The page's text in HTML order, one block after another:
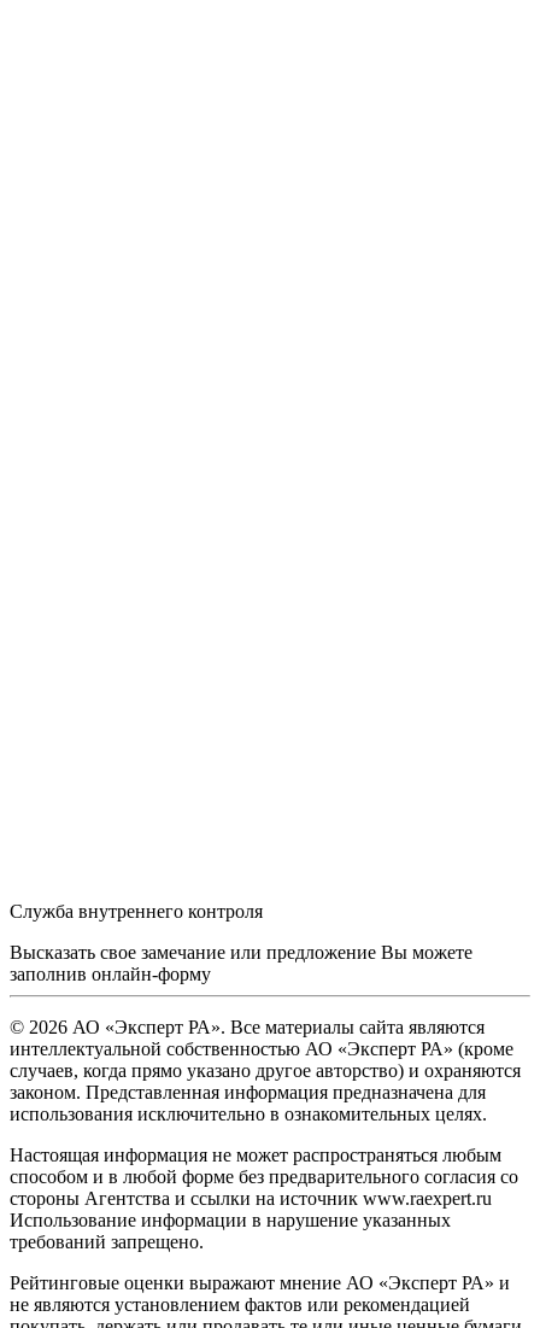
Служба внутреннего контроля
Высказать свое замечание или предложение Вы можете
заполнив онлайн-форму
© 2026 АО «Эксперт РА». Все материалы сайта являются
интеллектуальной собственностью АО «Эксперт РА» (кроме
случаев, когда прямо указано другое авторство) и охраняются
законом. Представленная информация предназначена для
использования исключительно в ознакомительных целях.
Настоящая информация не может распространяться любым
способом и в любой форме без предварительного согласия со
стороны Агентства и ссылки на источник www.raexpert.ru
Использование информации в нарушение указанных
требований запрещено.
Рейтинговые оценки выражают мнение АО «Эксперт РА» и
не являются установлением фактов или рекомендацией